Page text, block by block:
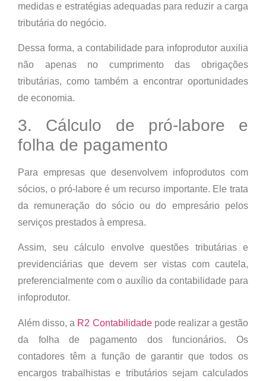
medidas e estratégias adequadas para reduzir a carga
tributária do negócio.
Dessa forma, a contabilidade para infoprodutor auxilia
não apenas no cumprimento das obrigações
tributárias, como também a encontrar oportunidades
de economia.
3. Cálculo de pró-labore e
folha de pagamento
Para empresas que desenvolvem infoprodutos com
sócios, o pró-labore é um recurso importante. Ele trata
da remuneração do sócio ou do empresário pelos
serviços prestados à empresa.
Assim, seu cálculo envolve questões tributárias e
previdenciárias que devem ser vistas com cautela,
preferencialmente com o auxílio da contabilidade para
infoprodutor.
Além disso, a R2 Contabilidadepode realizar a gestão
da folha de pagamento dos funcionários. Os
contadores têm a função de garantir que todos os
encargos trabalhistas e tributários sejam calculados